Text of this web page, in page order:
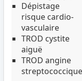
Dépistage
risque cardio-
vasculaire
TROD cystite
aiguë
TROD angine
streptococcique